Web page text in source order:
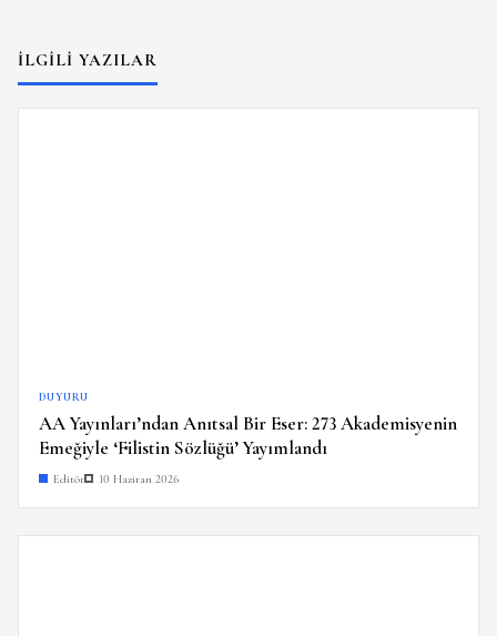
İLGILI YAZILAR
DUYURU
AA Yayınları’ndan Anıtsal Bir Eser: 273 Akademisyenin
Emeğiyle ‘Filistin Sözlüğü’ Yayımlandı
Editör 10 Haziran 2026